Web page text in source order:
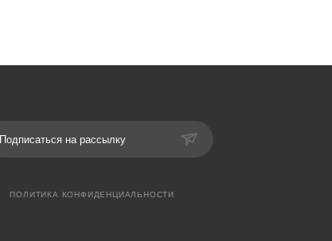
Подписаться на рассылку
ПОЛИТИКА КОНФИДЕНЦИАЛЬНОСТИ